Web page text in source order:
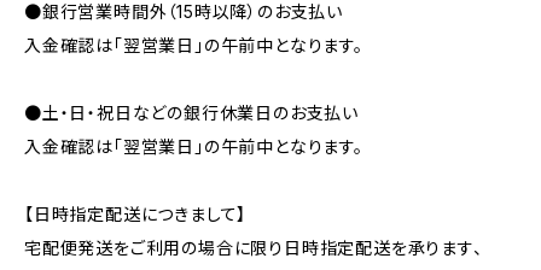
●銀行営業時間外（15時以降）のお支払い
入金確認は「翌営業日」の午前中となります。
●土・日・祝日などの銀行休業日のお支払い
入金確認は「翌営業日」の午前中となります。
【日時指定配送につきまして】
宅配便発送をご利用の場合に限り日時指定配送を承ります、